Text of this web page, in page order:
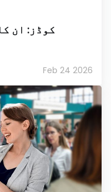
Feb 24 2026